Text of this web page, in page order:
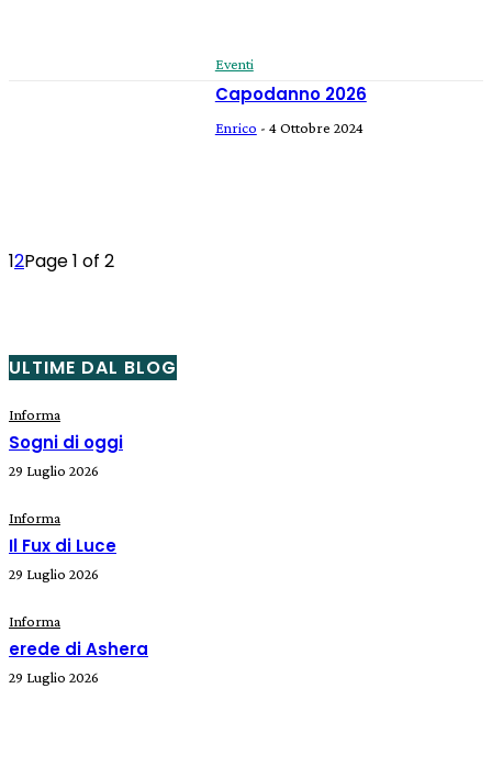
Eventi
Capodanno 2026
Enrico - 4 Ottobre 2024
12Page 1 of 2
ULTIME DAL BLOG
Informa
Sogni di oggi
29 Luglio 2026
Informa
Il Fux di Luce
29 Luglio 2026
Informa
erede di Ashera
29 Luglio 2026